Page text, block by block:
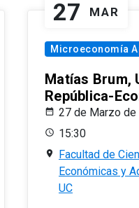
27 MAR
Microeconomía
Matías Brum,
República-
27 de Marzo de
15:30
Facultad de
Económicas y
UC